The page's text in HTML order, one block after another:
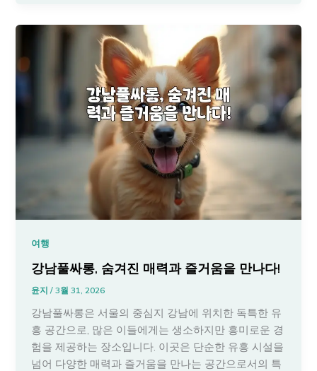
여행
강남풀싸롱, 숨겨진 매력과 즐거움을 만나다!
윤지/3월 31, 2026
강남풀싸롱은 서울의 중심지 강남에 위치한 독특한 유
흥 공간으로, 많은 이들에게는 생소하지만 흥미로운 경
험을 제공하는 장소입니다. 이곳은 단순한 유흥 시설을
넘어 다양한 매력과 즐거움을 만나는 공간으로서의 특